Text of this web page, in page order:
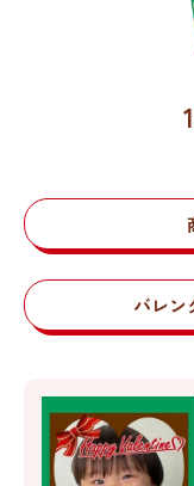
バレン